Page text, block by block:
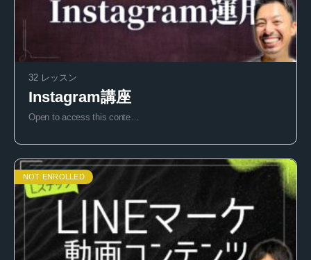
32 レッスン
Instagram講座
Open to access this conte…
NOT ENROLLED